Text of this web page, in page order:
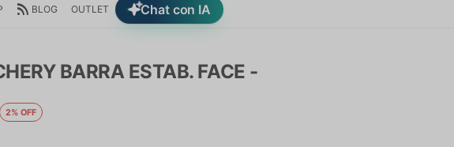
Chat con IA
BLOG OUTLET
BARRA ESTAB. FACE -
2